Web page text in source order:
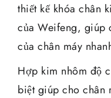
thiết kế khóa chân
của Weifeng, giúp
của chân máy
Hợp kim nhôm độ
biệt giúp cho chân